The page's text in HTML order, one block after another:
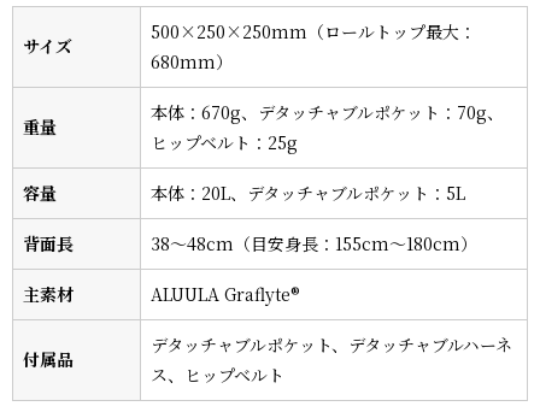
サイズ
500×250×250mm（ロールトップ最大：
680mm）
重量
本体：670g、デタッチャブルポケット：70g、
ヒップベルト：25g
容量 本体：20L、デタッチャブルポケット：5L
背面長 38〜48cm（目安身長：155cm〜180cm）
主素材 ALUULA Graflyte®
付属品
デタッチャブルポケット、デタッチャブルハーネ
ス、ヒップベルト